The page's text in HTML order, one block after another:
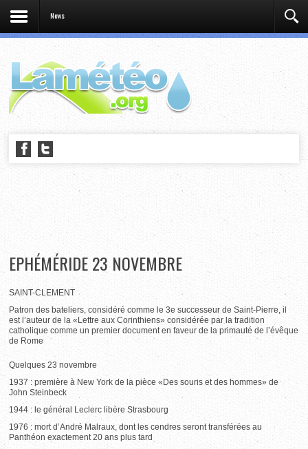
News
EPHÉMÉRIDE 23 NOVEMBRE
SAINT-CLEMENT
Patron des bateliers, considéré comme le 3e successeur de Saint-Pierre, il
est l’auteur de la «Lettre aux Corinthiens» considérée par la tradition
catholique comme un premier document en faveur de la primauté de l’évêque
de Rome
Quelques 23 novembre
1937 : première à New York de la pièce «Des souris et des hommes» de
John Steinbeck
1944 : le général Leclerc libère Strasbourg
1976 : mort d’André Malraux, dont les cendres seront transférées au
Panthéon exactement 20 ans plus tard